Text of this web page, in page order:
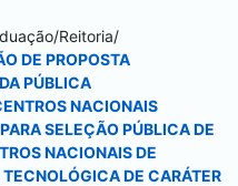
/Reitoria/
DE PROPOSTA
PÚBLICA
NACIONAIS
SELEÇÃO PÚBLICA DE
NACIONAIS DE
DE CARÁTER